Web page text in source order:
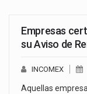
Empresas
su Aviso de
INCOMEX
Aquellas